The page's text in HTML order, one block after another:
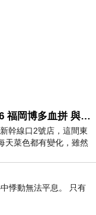
【2026-6廣島】Day 6 福岡博多血拼 與機場接送少年司機深夜對談
幹線口2號店，這間東
天菜色都有變化，雖然
熱，但
悸動無法平息。 只有